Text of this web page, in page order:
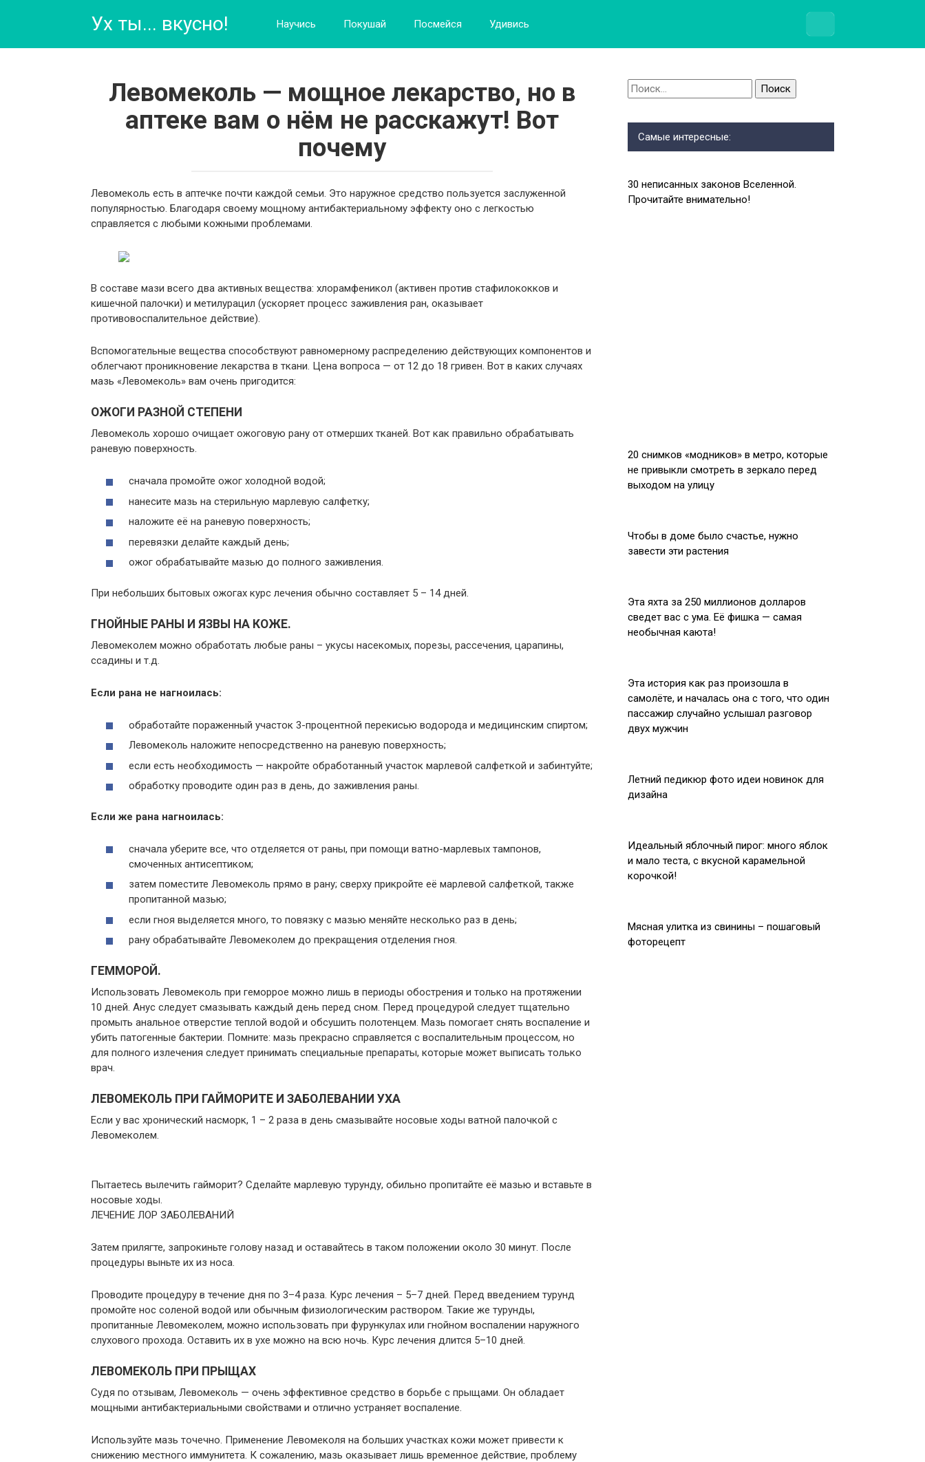
Ух ты... вкусно! Научись Покушай Посмейся Удивись
Левомеколь — мощное лекарство, но в
аптеке вам о нём не расскажут! Вот
почему
Левомеколь есть в аптечке почти каждой семьи. Это наружное средство пользуется заслуженной
популярностью. Благодаря своему мощному антибактериальному эффекту оно с легкостью
справляется с любыми кожными проблемами.
В составе мази всего два активных вещества: хлорамфеникол (активен против стафилококков и
кишечной палочки) и метилурацил (ускоряет процесс заживления ран, оказывает
противовоспалительное действие).
Вспомогательные вещества способствуют равномерному распределению действующих компонентов и
облегчают проникновение лекарства в ткани. Цена вопроса — от 12 до 18 гривен. Вот в каких случаях
мазь «Левомеколь» вам очень пригодится:
ОЖОГИ РАЗНОЙ СТЕПЕНИ
Левомеколь хорошо очищает ожоговую рану от отмерших тканей. Вот как правильно обрабатывать
раневую поверхность.
сначала промойте ожог холодной водой;
нанесите мазь на стерильную марлевую салфетку;
наложите её на раневую поверхность;
перевязки делайте каждый день;
ожог обрабатывайте мазью до полного заживления.
При небольших бытовых ожогах курс лечения обычно составляет 5 – 14 дней.
ГНОЙНЫЕ РАНЫ И ЯЗВЫ НА КОЖЕ.
Левомеколем можно обработать любые раны – укусы насекомых, порезы, рассечения, царапины,
ссадины и т.д.
Если рана не нагноилась:
обработайте пораженный участок 3-процентной перекисью водорода и медицинским спиртом;
Левомеколь наложите непосредственно на раневую поверхность;
если есть необходимость — накройте обработанный участок марлевой салфеткой и забинтуйте;
обработку проводите один раз в день, до заживления раны.
Если же рана нагноилась:
сначала уберите все, что отделяется от раны, при помощи ватно-марлевых тампонов,
смоченных антисептиком;
затем поместите Левомеколь прямо в рану; сверху прикройте её марлевой салфеткой, также
пропитанной мазью;
если гноя выделяется много, то повязку с мазью меняйте несколько раз в день;
рану обрабатывайте Левомеколем до прекращения отделения гноя.
ГЕММОРОЙ.
Использовать Левомеколь при геморрое можно лишь в периоды обострения и только на протяжении
10 дней. Анус следует смазывать каждый день перед сном. Перед процедурой следует тщательно
промыть анальное отверстие теплой водой и обсушить полотенцем. Мазь помогает снять воспаление и
убить патогенные бактерии. Помните: мазь прекрасно справляется с воспалительным процессом, но
для полного излечения следует принимать специальные препараты, которые может выписать только
врач.
ЛЕВОМЕКОЛЬ ПРИ ГАЙМОРИТЕ И ЗАБОЛЕВАНИИ УХА
Если у вас хронический насморк, 1 – 2 раза в день смазывайте носовые ходы ватной палочкой с
Левомеколем.
Пытаетесь вылечить гайморит? Сделайте марлевую турунду, обильно пропитайте её мазью и вставьте в
носовые ходы.
ЛЕЧЕНИЕ ЛОР ЗАБОЛЕВАНИЙ
Затем прилягте, запрокиньте голову назад и оставайтесь в таком положении около 30 минут. После
процедуры выньте их из носа.
Проводите процедуру в течение дня по 3–4 раза. Курс лечения – 5–7 дней. Перед введением турунд
промойте нос соленой водой или обычным физиологическим раствором. Такие же турунды,
пропитанные Левомеколем, можно использовать при фурункулах или гнойном воспалении наружного
слухового прохода. Оставить их в ухе можно на всю ночь. Курс лечения длится 5–10 дней.
ЛЕВОМЕКОЛЬ ПРИ ПРЫЩАХ
Судя по отзывам, Левомеколь — очень эффективное средство в борьбе с прыщами. Он обладает
мощными антибактериальными свойствами и отлично устраняет воспаление.
Используйте мазь точечно. Применение Левомеколя на больших участках кожи может привести к
снижению местного иммунитета. К сожалению, мазь оказывает лишь временное действие, проблему
Найти:
Самые интересные:
30 неписанных законов Вселенной.
Прочитайте внимательно!
20 снимков «модников» в метро, которые
не привыкли смотреть в зеркало перед
выходом на улицу
Чтобы в доме было счастье, нужно
завести эти растения
Эта яхта за 250 миллионов долларов
сведет вас с ума. Её фишка — самая
необычная каюта!
Эта история как раз произошла в
самолёте, и началась она с того, что один
пассажир случайно услышал разговор
двух мужчин
Летний педикюр фото идеи новинок для
дизайна
Идеальный яблочный пирог: много яблок
и мало теста, с вкусной карамельной
корочкой!
Мясная улитка из свинины – пошаговый
фоторецепт